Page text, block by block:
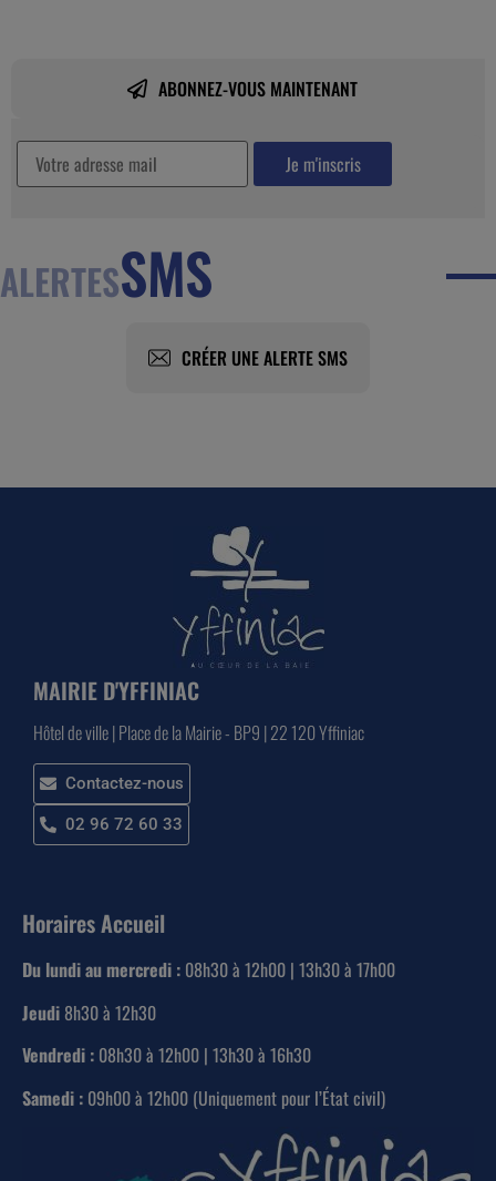
ABONNEZ-VOUS MAINTENANT
ALERTESSMS
CRÉER UNE ALERTE SMS
MAIRIE D'YFFINIAC
Hôtel de ville | Place de la Mairie - BP9 | 22 120 Yffiniac
Contactez-nous
02 96 72 60 33
Horaires Accueil
Du lundi au mercredi : 08h30 à 12h00 | 13h30 à 17h00
Jeudi 8h30 à 12h30
Vendredi : 08h30 à 12h00 | 13h30 à 16h30
Samedi : 09h00 à 12h00 (Uniquement pour l’État civil)